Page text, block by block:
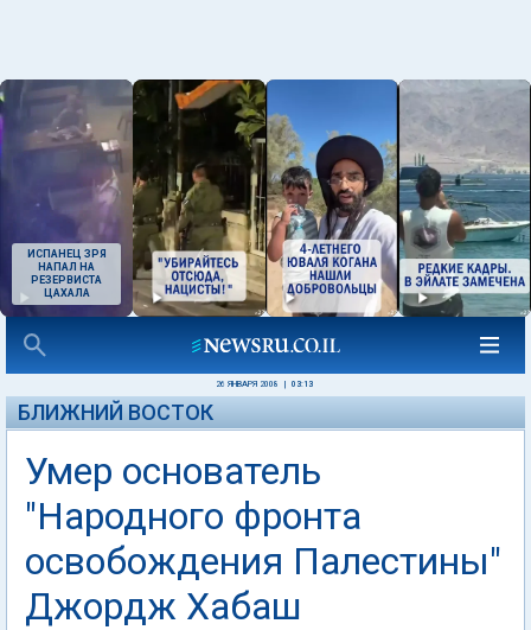
ИСПАНЕЦ ЗРЯ
НАПАЛ НА
РЕЗЕРВИСТА
ЦАХАЛА
26 ЯНВАРЯ 2008 03:13
БЛИЖНИЙ ВОСТОК
Умер основатель
"Народного фронта
освобождения Палестины"
Джордж Хабаш